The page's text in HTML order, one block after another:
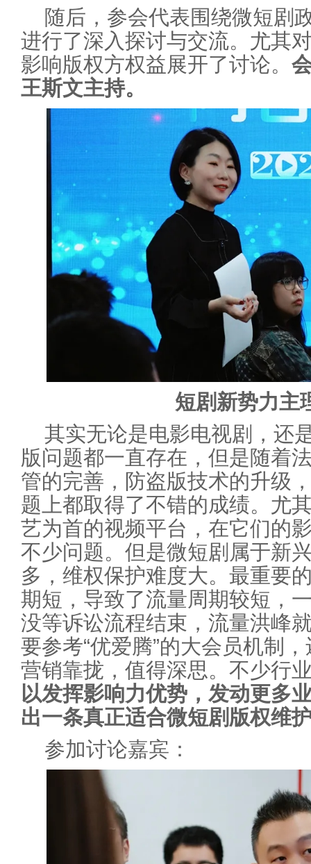
随后，参会代表围绕微短剧
进行了深入探讨与交流。尤其
影响版权方权益展开了讨论。
王斯文主持。
短剧新势力主
其实无论是电影电视剧，还
版问题都一直存在，但是随着
管的完善，防盗版技术的升级
题上都取得了不错的成绩。尤
艺为首的视频平台，在它们的
不少问题。但是微短剧属于新
多，维权保护难度大。最重要
期短，导致了流量周期较短，
没等诉讼流程结束，流量洪峰
要参考“优爱腾”的大会员机制
营销靠拢，值得深思。不少行
以发挥影响力优势，发动更多
出一条真正适合微短剧版权维
参加讨论嘉宾：